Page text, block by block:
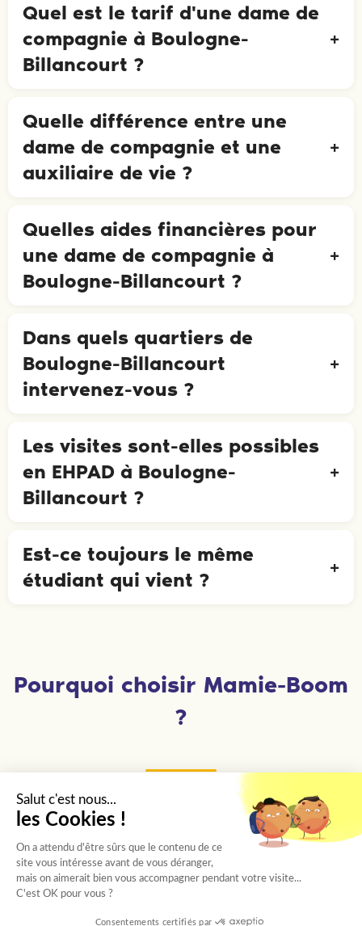
Quel est le tarif d'une dame de
compagnie à Boulogne-
Billancourt ?
Quelle différence entre une
dame de compagnie et une
auxiliaire de vie ?
Quelles aides financières pour
une dame de compagnie à
Boulogne-Billancourt ?
Dans quels quartiers de
Boulogne-Billancourt
intervenez-vous ?
Les visites sont-elles possibles
en EHPAD à Boulogne-
Billancourt ?
Est-ce toujours le même
étudiant qui vient ?
Pourquoi choisir Mamie-Boom
?
Des étudiants sélectionnés un
par un
Chaque étudiant passe un entretien avec
notre chargée de recrutement, puis est choisi
Salut c'est nous...
les Cookies !
On a attendu d'être sûrs que le contenu de ce
site vous intéresse avant de vous déranger,
mais on aimerait bien vous accompagner pendant votre visite...
C'est OK pour vous ?
Consentements certifiés par